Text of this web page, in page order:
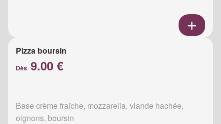
Pizza boursin
Dès 9.00 €
Base crème fraîche, mozzarella, viande hachée,
oignons, boursin